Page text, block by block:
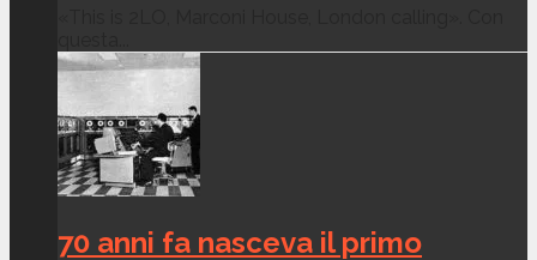
70 anni fa nasceva il primo